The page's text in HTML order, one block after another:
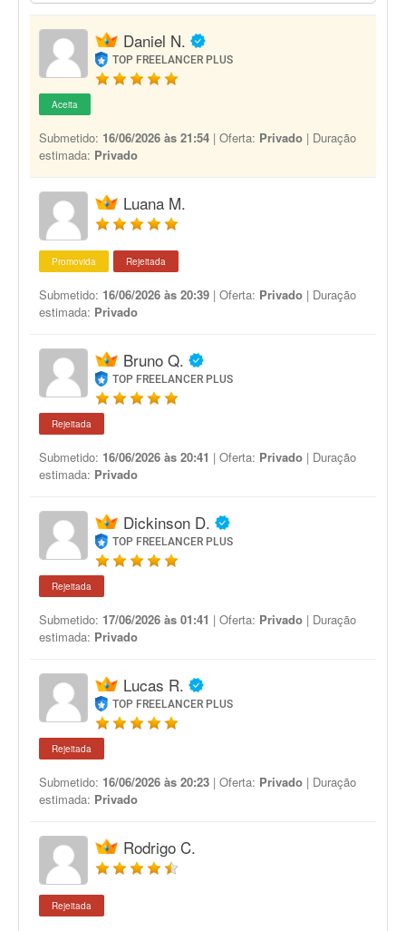
Daniel N.
TOP FREELANCER PLUS
Aceita
Submetido: 16/06/2026 às 21:54 | Oferta: Privado | Duração
estimada: Privado
Luana M.
Promovida Rejeitada
Submetido: 16/06/2026 às 20:39 | Oferta: Privado | Duração
estimada: Privado
Bruno Q.
TOP FREELANCER PLUS
Rejeitada
Submetido: 16/06/2026 às 20:41 | Oferta: Privado | Duração
estimada: Privado
Dickinson D.
TOP FREELANCER PLUS
Rejeitada
Submetido: 17/06/2026 às 01:41 | Oferta: Privado | Duração
estimada: Privado
Lucas R.
TOP FREELANCER PLUS
Rejeitada
Submetido: 16/06/2026 às 20:23 | Oferta: Privado | Duração
estimada: Privado
Rodrigo C.
Rejeitada